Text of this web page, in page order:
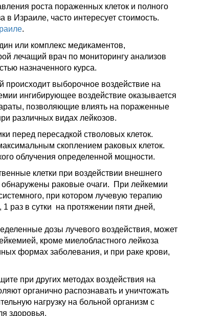
роста пораженных клеток и полного
Израиле, часто интересует стоимость.
.
или комплекс медикаментов,
лечащий врач по мониторингу анализов
назначенного курса.
происходит выборочное воздействие на
ингибирующее воздействие оказывается
позволяющие влиять на пораженные
различных видах лейкозов.
перед пересадкой стволовых клеток.
скоплением раковых клеток.
облучения определенной мощности.
клетки при воздействии внешнего
обнаружены раковые очаги. При лейкемии
при котором лучевую терапию
раз в сутки на протяжении пяти дней,
дозы лучевого воздействия, может
кроме миелобластного лейкоза
формах заболевания, и при раке крови,
при других методах воздействия на
органично распознавать и уничтожать
нагрузку на больной организм с
здоровья.